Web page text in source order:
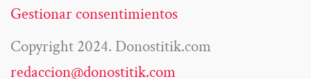
Gestionar consentimientos
Copyright 2024. Donostitik.com
redaccion@donostitik.com